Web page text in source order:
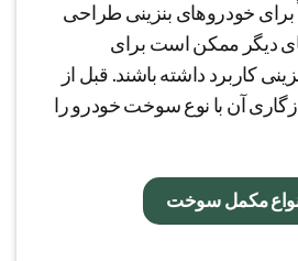
برای خودروهای بنزینی طراحی
دیگر ممکن است برای
کاربرد داشته باشند. قبل از
آن با نوع سوخت خودرو را
مکمل سوخت